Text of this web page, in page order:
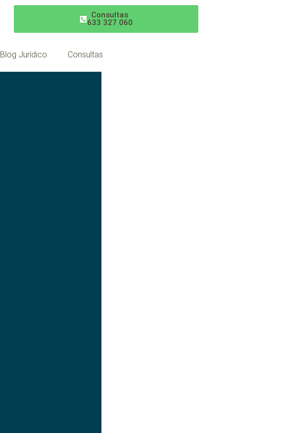
Consultas
633 327 060
Blog Jurídico Consultas